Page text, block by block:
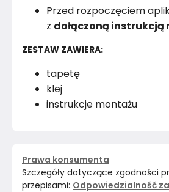
Przed rozpoczęciem
z dołączoną instrukcją
ZESTAW ZAWIERA:
tapetę
klej
instrukcje montażu
Prawa konsumenta
Szczegóły dotyczące zgodności
przepisami: Odpowiedzialność